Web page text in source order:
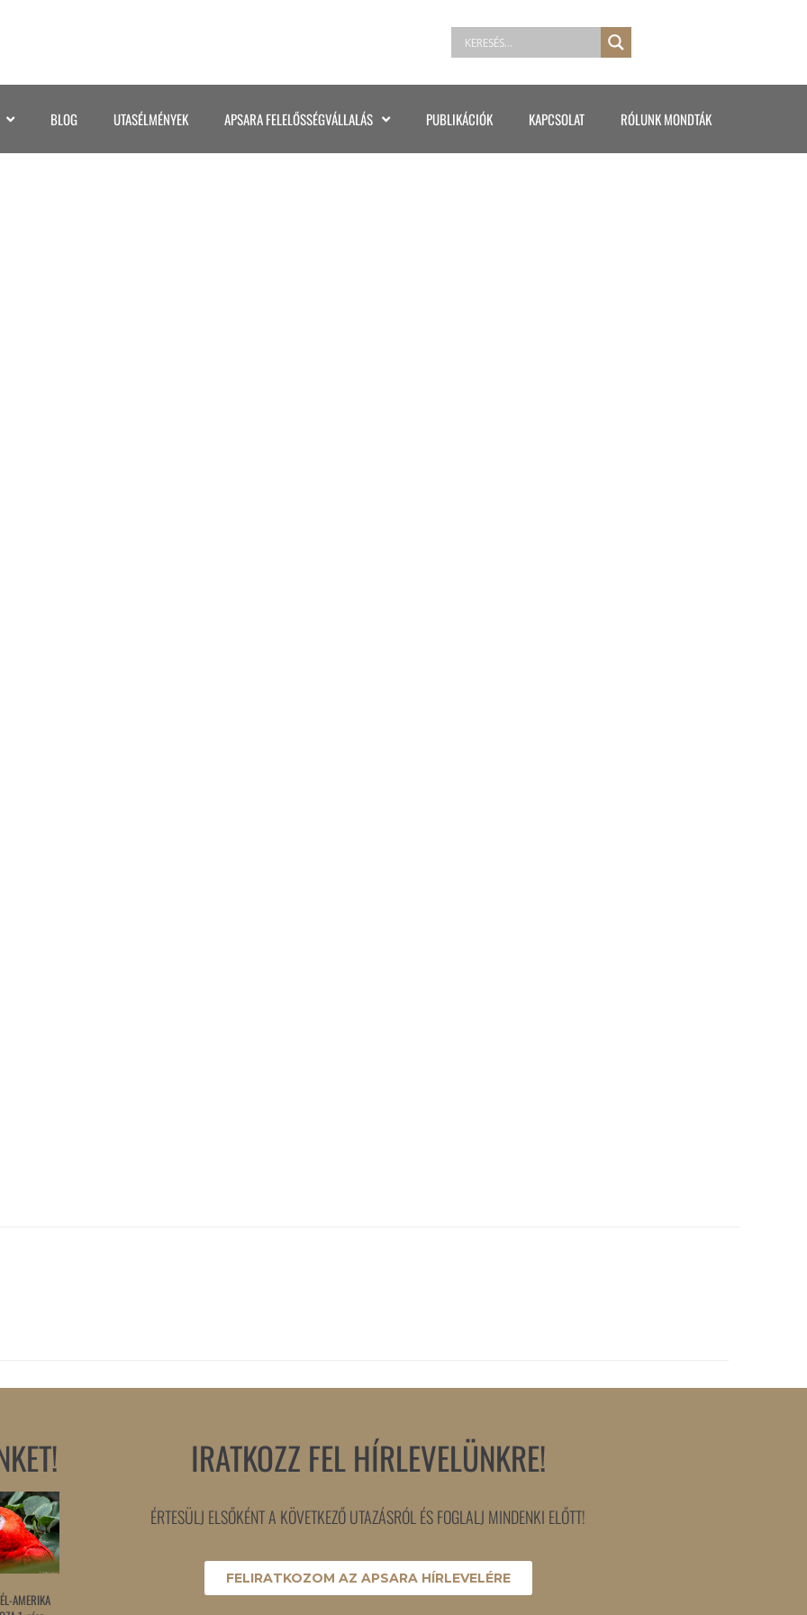
BLOG UTASÉLMÉNYEK APSARA FELELŐSSÉGVÁLLALÁS PUBLIKÁCIÓK KAPCSOLAT RÓLUNK MONDTÁK
AMERIKA
IRATKOZZ FEL HÍRLEVELÜNKRE!
ÉRTESÜLJ ELSŐKÉNT A KÖVETKEZŐ UTAZÁSRÓL ÉS FOGLALJ MINDENKI ELŐTT!
FELIRATKOZOM AZ APSARA HÍRLEVELÉRE